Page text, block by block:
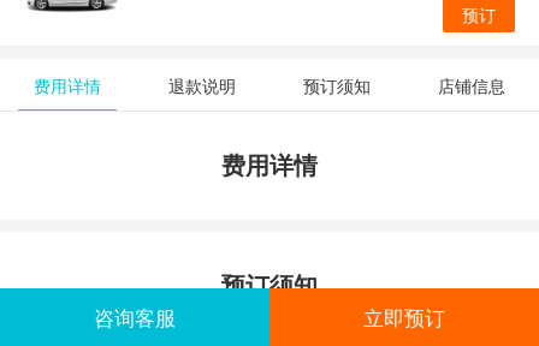
预订
费用详情 退款说明 预订须知 店铺信息
费用详情
预订须知
咨询客服 立即预订